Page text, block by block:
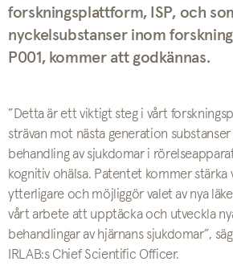
forskningsplattform, ISP, och
nyckelsubstanser inom
P001, kommer att godkännas.
”Detta är ett viktigt steg i vårt
strävan mot nästa generation
behandling av sjukdomar i
kognitiv ohälsa. Patentet kommer
ytterligare och möjliggör valet av nya
vårt arbete att upptäcka och utveckla
behandlingar av hjärnans sjukdomar”,
IRLAB:s Chief Scientific Officer.